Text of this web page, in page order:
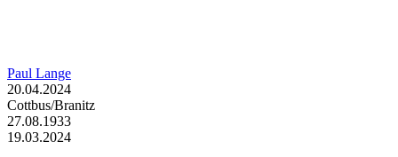
Paul Lange
20.04.2024
Cottbus/Branitz
27.08.1933
19.03.2024